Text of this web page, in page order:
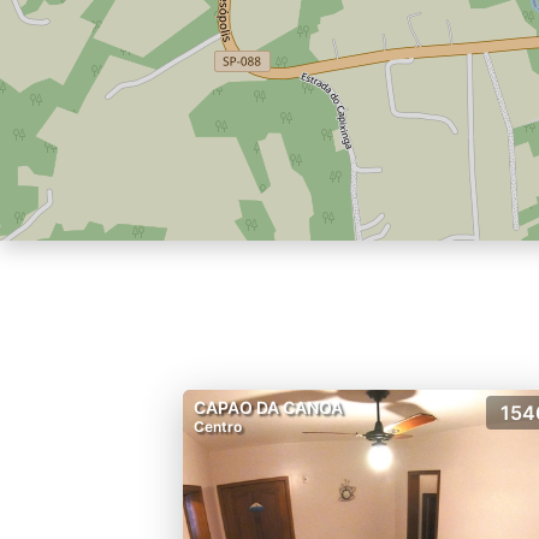
CAPAO DA CANOA
Centro